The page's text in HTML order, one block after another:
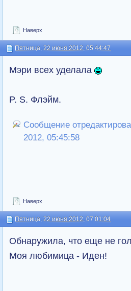
Наверх
Пятница, 22 июня 2012, 05:44:47
Мэри всех уделала
P. S. Флэйм.
Сообщение
2012, 05:45:58
Наверх
Пятница, 22 июня 2012, 07:01:04
Обнаружила, что еще не
Моя любимица - Иден!